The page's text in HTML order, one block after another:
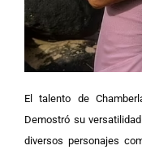
El talento de
Demostró su
diversos personajes